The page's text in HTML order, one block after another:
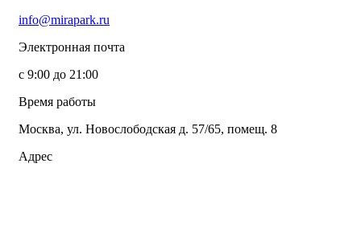
info@mirapark.ru
Электронная почта
с 9:00 до 21:00
Время работы
Москва, ул. Новослободская д. 57/65, помещ. 8
Адрес